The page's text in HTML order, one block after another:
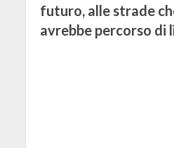
futuro, alle strade
avrebbe percorso di